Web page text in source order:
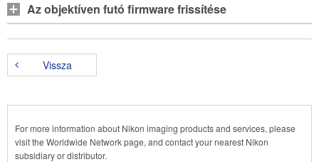
Az objektíven futó firmware frissítése
Vissza
For more information about Nikon imaging products and services, please
visit the Worldwide Network page, and contact your nearest Nikon
subsidiary or distributor.